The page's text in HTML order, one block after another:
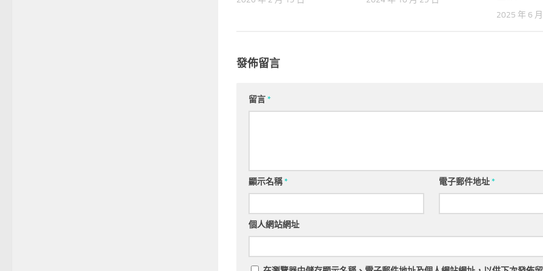
2025 年 6
發佈留言
留言*
顯示名稱* 電子郵件地址*
個人網站網址